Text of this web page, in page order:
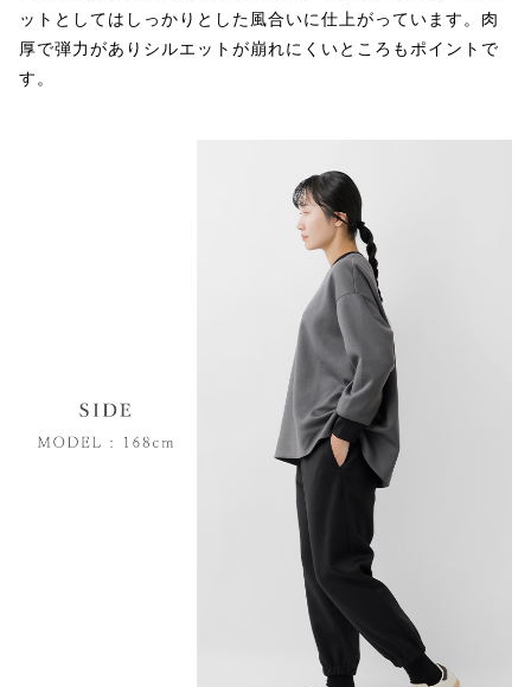
ットとしてはしっかりとした風合いに仕上がっています。肉
厚で弾力がありシルエットが崩れにくいところもポイントで
す。